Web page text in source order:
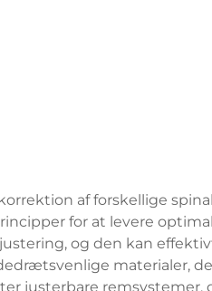
af forskellige
for at levere
og den kan
materialer,
justerbare remsystemer,